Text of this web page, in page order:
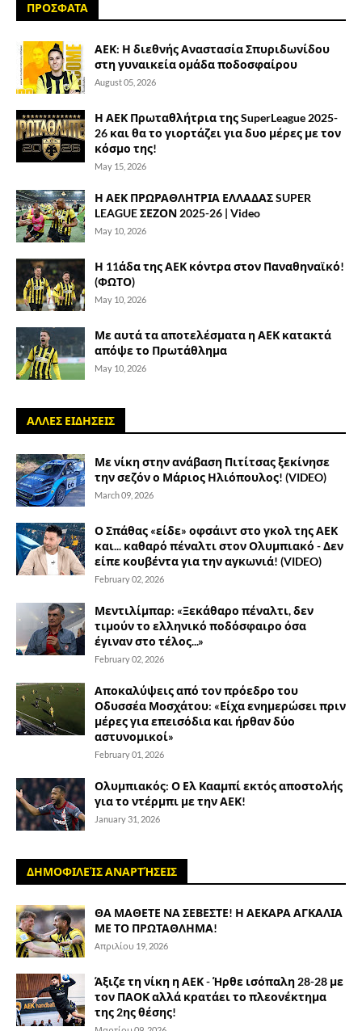
ΠΡΟΣΦΑΤΑ
ΑΕΚ: Η διεθνής Αναστασία Σπυριδωνίδου
στη γυναικεία ομάδα ποδοσφαίρου
August 05, 2026
Η ΑΕΚ Πρωταθλήτρια της SuperLeague 2025-
26 και θα το γιορτάζει για δυο μέρες με τον
κόσμο της!
May 15, 2026
Η ΑΕΚ ΠΡΩΡΑΘΛΗΤΡΙΑ ΕΛΛΑΔΑΣ SUPER
LEAGUE ΣΕΖΟΝ 2025-26 | Video
May 10, 2026
Η 11άδα της ΑΕΚ κόντρα στον Παναθηναϊκό!
(ΦΩΤΟ)
May 10, 2026
Με αυτά τα αποτελέσματα η ΑΕΚ κατακτά
απόψε το Πρωτάθλημα
May 10, 2026
ΑΛΛΕΣ ΕΙΔΗΣΕΙΣ
Με νίκη στην ανάβαση Πιτίτσας ξεκίνησε
την σεζόν ο Μάριος Ηλιόπουλος! (VIDEO)
March 09, 2026
Ο Σπάθας «είδε» οφσάιντ στο γκολ της ΑΕΚ
και... καθαρό πέναλτι στον Ολυμπιακό - Δεν
είπε κουβέντα για την αγκωνιά! (VIDEO)
February 02, 2026
Μεντιλίμπαρ: «Ξεκάθαρο πέναλτι, δεν
τιμούν το ελληνικό ποδόσφαιρο όσα
έγιναν στο τέλος...»
February 02, 2026
Αποκαλύψεις από τον πρόεδρο του
Οδυσσέα Μοσχάτου: «Είχα ενημερώσει πριν
μέρες για επεισόδια και ήρθαν δύο
αστυνομικοί»
February 01, 2026
Ολυμπιακός: Ο Ελ Κααμπί εκτός αποστολής
για το ντέρμπι με την ΑΕΚ!
January 31, 2026
ΔΗΜΟΦΙΛΕΊΣ ΑΝΑΡΤΉΣΕΙΣ
ΘΑ ΜΑΘΕΤΕ ΝΑ ΣΕΒΕΣΤΕ! Η ΑΕΚΑΡΑ ΑΓΚΑΛΙΑ
ΜΕ ΤΟ ΠΡΩΤΑΘΛΗΜΑ!
Απριλίου 19, 2026
Άξιζε τη νίκη η ΑΕΚ - Ήρθε ισόπαλη 28-28 με
τον ΠΑΟΚ αλλά κρατάει το πλεονέκτημα
της 2ης θέσης!